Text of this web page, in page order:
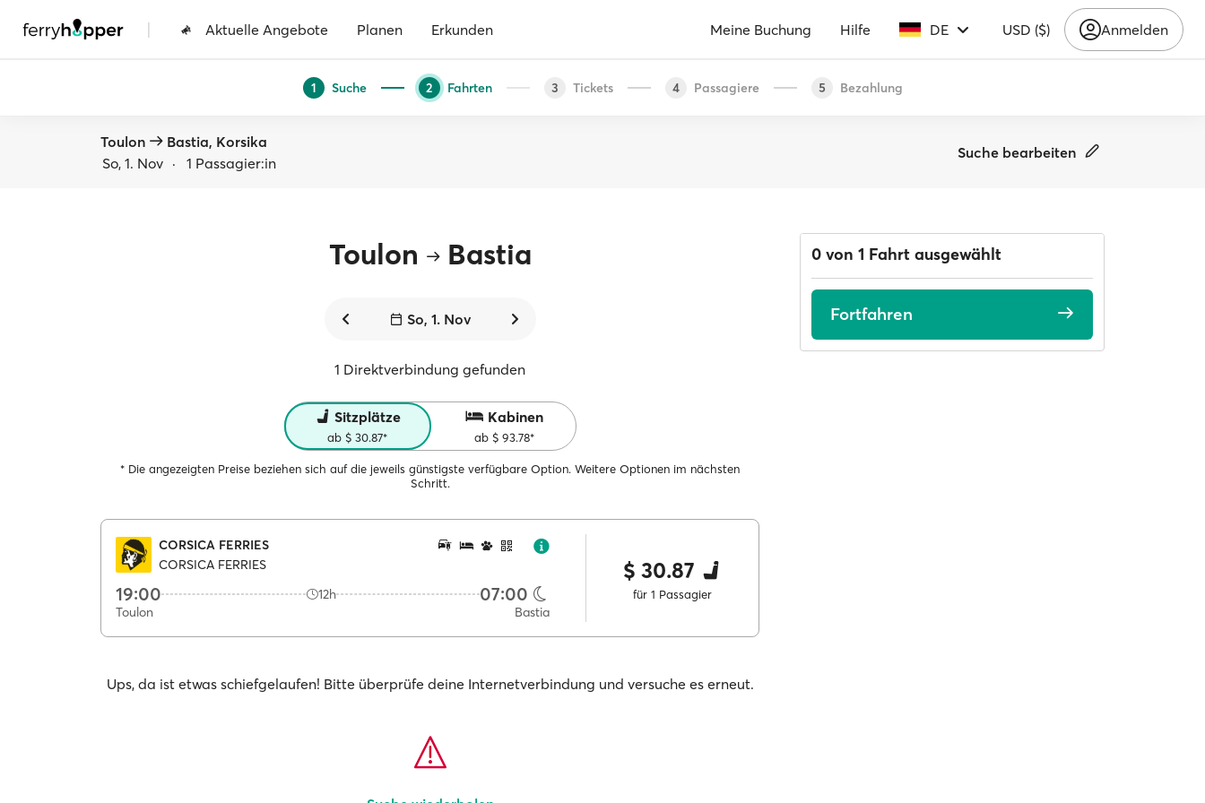
| Aktuelle Angebote Planen Erkunden Meine Buchung Hilfe DE USD ($) Anmelden
1 Suche 2 Fahrten 3 Tickets 4 Passagiere 5 Bezahlung
Toulon
Bastia, Korsika
So, 1. Nov · 1 Passagier:in
Suche bearbeiten
Toulon Bastia
So, 1. Nov
1 Direktverbindung gefunden
Sitzplätze
ab $ 30.87*
Kabinen
ab $ 93.78*
* Die angezeigten Preise beziehen sich auf die jeweils günstigste verfügbare Option. Weitere Optionen im nächsten
Schritt.
CORSICA FERRIES
CORSICA FERRIES
19:00 12h 07:00
Toulon Bastia
$ 30.87
für 1 Passagier
Ups, da ist etwas schiefgelaufen! Bitte überprüfe deine Internetverbindung und versuche es erneut.
0 von 1 Fahrt ausgewählt
Fortfahren